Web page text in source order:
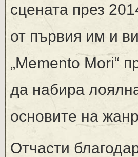
сцената през
от първия им и
„Memento Mori“
да набира
основите на
Отчасти